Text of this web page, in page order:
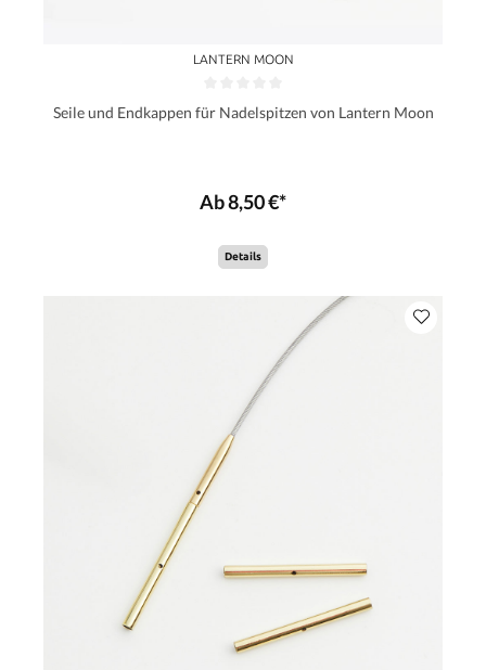
LANTERN MOON
Seile und Endkappen für Nadelspitzen von Lantern Moon
Ab 8,50 €*
Details